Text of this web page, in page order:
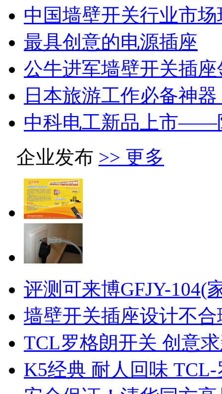
中国墙壁开关行业市场
最具创意的电源插座
公牛进军墙壁开关插
日本旅游工作必备神
中科电工新品上市
企业发布 >> 更多
评测可来博GFJY-104(
墙壁开关插座设计不合
TCL罗格朗开关 创意
K5经典 耐人回味